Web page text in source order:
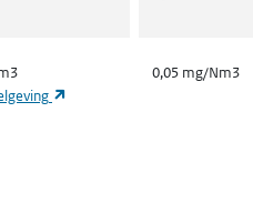
0,05 mg/Nm3